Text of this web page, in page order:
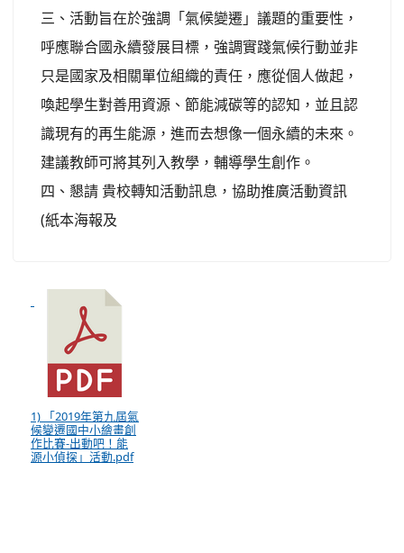
三、活動旨在於強調「氣候變遷」議題的重要性，
呼應聯合國永續發展目標，強調實踐氣候行動並非
只是國家及相關單位組織的責任，應從個人做起，
喚起學生對善用資源、節能減碳等的認知，並且認
識現有的再生能源，進而去想像一個永續的未來。
建議教師可將其列入教學，輔導學生創作。
四、懇請 貴校轉知活動訊息，協助推廣活動資訊
(紙本海報及
1) 「2019年第九屆氣
候變遷國中小繪畫創
作比賽-出動吧！能
源小偵探」活動.pdf